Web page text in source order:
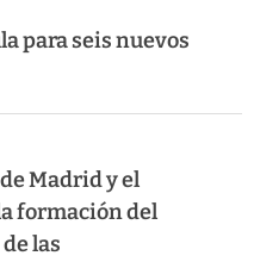
para seis nuevos
Madrid y el
formación del
las